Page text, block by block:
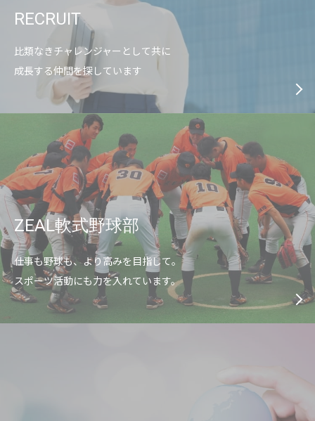
RECRUIT
比類なきチャレンジャーとして共に
成長する仲間を探しています
ZEAL軟式野球部
仕事も野球も、より高みを目指して。
スポーツ活動にも力を入れています。